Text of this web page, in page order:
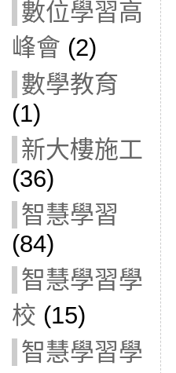
數位學習高
峰會 (2)
數學教育
(1)
新大樓施工
(36)
智慧學習
(84)
智慧學習學
校 (15)
智慧學習學